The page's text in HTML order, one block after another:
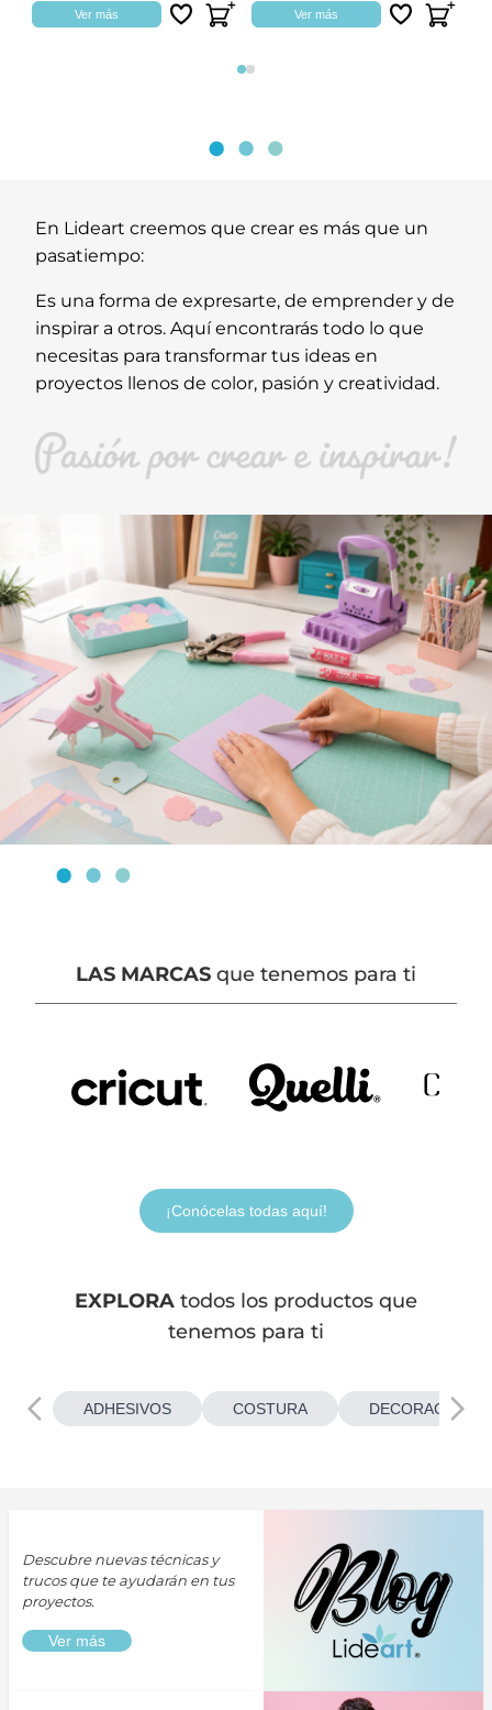
Ver más Ver más
Página 1
Página 2
En Lideart creemos que crear es más que un
pasatiempo:
Es una forma de expresarte, de emprender y de
inspirar a otros. Aquí encontrarás todo lo que
necesitas para transformar tus ideas en
proyectos llenos de color, pasión y creatividad.
LAS MARCAS que tenemos para ti
¡Conócelas todas aquí!
EXPLORA todos los productos que
tenemos para ti
ADHESIVOS COSTURA
Descubre nuevas técnicas y
trucos que te ayudarán en tus
proyectos.
Ver más